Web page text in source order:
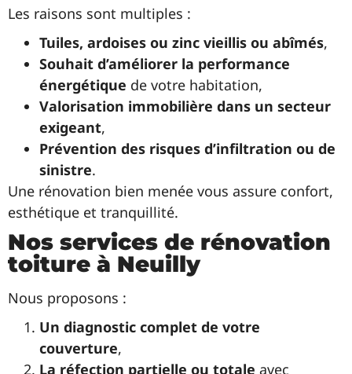
Les raisons sont multiples :
Tuiles, ardoises ou zinc vieillis ou abîmés,
Souhait d’améliorer la performance
énergétique de votre habitation,
Valorisation immobilière dans un secteur
exigeant,
Prévention des risques d’infiltration ou de
sinistre.
Une rénovation bien menée vous assure confort,
esthétique et tranquillité.
Nos services de rénovation
toiture à Neuilly
Nous proposons :
Un diagnostic complet de votre
couverture,
La réfection partielle ou totale avec